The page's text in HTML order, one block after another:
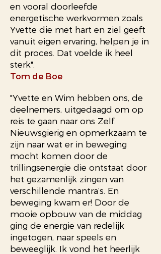
en vooral doorleefde
energetische werkvormen zoals
Yvette die met hart en ziel geeft
vanuit eigen ervaring, helpen je in
dit proces. Dat voelde ik heel
sterk".
Tom de Boe
"Yvette en Wim hebben ons, de
deelnemers, uitgedaagd om op
reis te gaan naar ons Zelf.
Nieuwsgierig en opmerkzaam te
zijn naar wat er in beweging
mocht komen door de
trillingsenergie die ontstaat door
het gezamenlijk zingen van
verschillende mantra’s. En
beweging kwam er! Door de
mooie opbouw van de middag
ging de energie van redelijk
ingetogen, naar speels en
beweeglijk. Ik vond het heerlijk